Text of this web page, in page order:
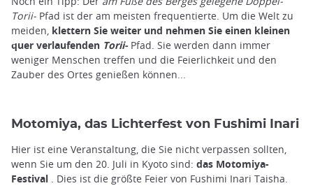
Torii- Pfad ist der am meisten frequentierte. Um die Welt zu
meiden, klettern Sie weiter und nehmen Sie einen kleinen
quer verlaufenden Torii-Pfad. Sie werden dann immer
weniger Menschen treffen und die Feierlichkeit und den
Zauber des Ortes genießen können...
Motomiya, das Lichterfest von Fushimi Inari
Hier ist eine Veranstaltung, die Sie nicht verpassen sollten,
wenn Sie um den 20. Juli in Kyoto sind: das Motomiya-
Festival . Dies ist die größte Feier von Fushimi Inari Taisha.